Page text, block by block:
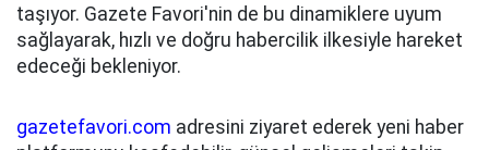
taşıyor. Gazete Favori'nin de bu dinamiklere uyum
sağlayarak, hızlı ve doğru habercilik ilkesiyle hareket
edeceği bekleniyor.
gazetefavori.com adresini ziyaret ederek yeni haber